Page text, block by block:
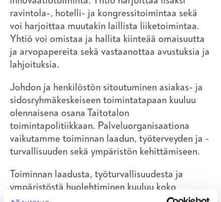
ravintola-, hotelli- ja kongressitoimintaa sekä
voi harjoittaa muutakin laillista liiketoimintaa.
Yhtiö voi omistaa ja hallita kiinteää omaisuutta
ja arvopapereita sekä vastaanottaa avustuksia ja
lahjoituksia.
Johdon ja henkilöstön sitoutuminen asiakas- ja
sidosryhmäkeskeiseen toimintatapaan kuuluu
olennaisena osana Taitotalon
toimintapolitiikkaan. Palveluorganisaationa
vaikutamme toiminnan laadun, työterveyden ja -
turvallisuuden sekä ympäristön kehittämiseen.
Toiminnan laadusta, työturvallisuudesta ja
ympäristöstä huolehtiminen kuuluu koko